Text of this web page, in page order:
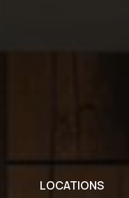
LOCATIONS